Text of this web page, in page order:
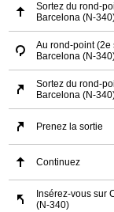
Sortez du rond-
Barcelona (N-
Au rond-point (2e
Barcelona (N-
Sortez du rond-
Barcelona (N-
Prenez la sortie
Continuez
Insérez-vous sur
(N-340)